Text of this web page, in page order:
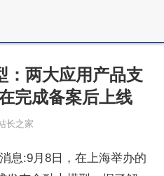
：两大应用产品支
完成备案后上线
长之家
息:9月8日，在上海举办的